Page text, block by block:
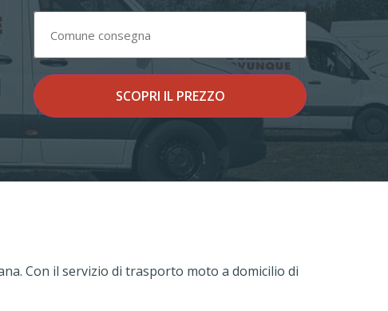
SCOPRI IL PREZZO
Con il servizio di trasporto moto a domicilio di